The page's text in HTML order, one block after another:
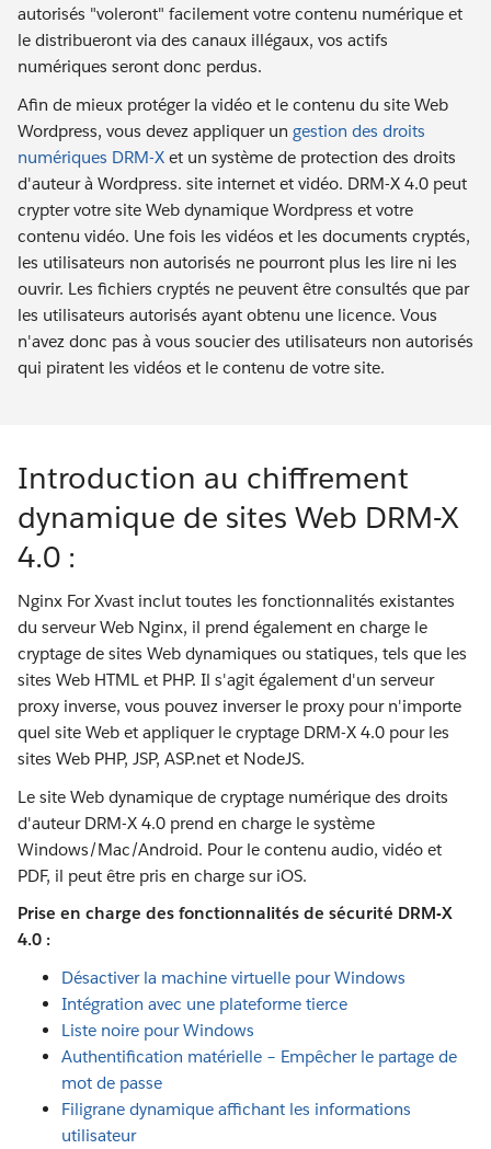
autorisés "voleront" facilement votre contenu numérique et
le distribueront via des canaux illégaux, vos actifs
numériques seront donc perdus.
Afin de mieux protéger la vidéo et le contenu du site Web
Wordpress, vous devez appliquer un gestion des droits
numériques DRM-X et un système de protection des droits
d'auteur à Wordpress. site internet et vidéo. DRM-X 4.0 peut
crypter votre site Web dynamique Wordpress et votre
contenu vidéo. Une fois les vidéos et les documents cryptés,
les utilisateurs non autorisés ne pourront plus les lire ni les
ouvrir. Les fichiers cryptés ne peuvent être consultés que par
les utilisateurs autorisés ayant obtenu une licence. Vous
n'avez donc pas à vous soucier des utilisateurs non autorisés
qui piratent les vidéos et le contenu de votre site.
Introduction au chiffrement
dynamique de sites Web DRM-X
4.0 :
Nginx For Xvast inclut toutes les fonctionnalités existantes
du serveur Web Nginx, il prend également en charge le
cryptage de sites Web dynamiques ou statiques, tels que les
sites Web HTML et PHP. Il s'agit également d'un serveur
proxy inverse, vous pouvez inverser le proxy pour n'importe
quel site Web et appliquer le cryptage DRM-X 4.0 pour les
sites Web PHP, JSP, ASP.net et NodeJS.
Le site Web dynamique de cryptage numérique des droits
d'auteur DRM-X 4.0 prend en charge le système
Windows/Mac/Android. Pour le contenu audio, vidéo et
PDF, il peut être pris en charge sur iOS.
Prise en charge des fonctionnalités de sécurité DRM-X
4.0 :
Désactiver la machine virtuelle pour Windows
Intégration avec une plateforme tierce
Liste noire pour Windows
Authentification matérielle – Empêcher le partage de
mot de passe
Filigrane dynamique affichant les informations
utilisateur